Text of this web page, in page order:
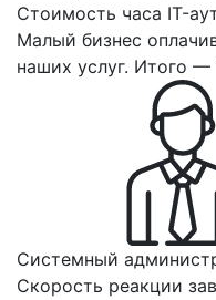
Стоимость часа IT-
Малый бизнес
наших услуг. Итого
Системный
Скорость реакции